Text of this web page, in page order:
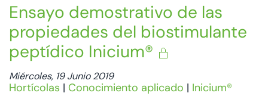
Ensayo demostrativo de las
propiedades del biostimulante
peptídico Inicium®
Miércoles, 19 Junio 2019
Hortícolas | Conocimiento aplicado | Inicium®